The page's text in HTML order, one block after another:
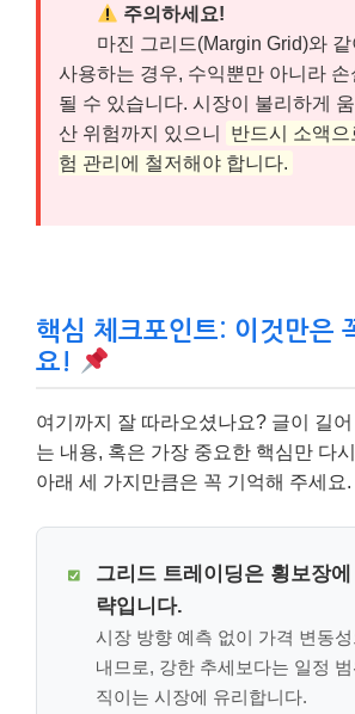
주의하세요!
마진 그리드(Margin Grid)와 같
사용하는 경우, 수익뿐만 아니라
될 수 있습니다. 시장이 불리하게
산 위험까지 있으니
반드시 소액으
험 관리에 철저해야 합니다.
핵심 체크포인트: 이것만은
요!
여기까지 잘 따라오셨나요? 글이 길
는 내용, 혹은 가장 중요한 핵심만 다
아래 세 가지만큼은 꼭 기억해 주세요.
그리드 트레이딩은 횡보장
략입니다.
시장 방향 예측 없이 가격 변동
내므로, 강한 추세보다는 일정
직이는 시장에 유리합니다.